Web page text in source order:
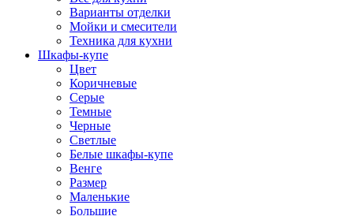
Варианты отделки
Мойки и смесители
Техника для кухни
Шкафы-купе
Цвет
Коричневые
Серые
Темные
Черные
Светлые
Белые шкафы-купе
Венге
Размер
Маленькие
Большие